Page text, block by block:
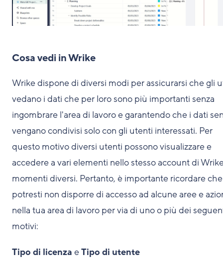
Cosa vedi in Wrike
Wrike dispone di diversi modi per assicurarsi che gli
vedano i dati che per loro sono più importanti senza
ingombrare l'area di lavoro e garantendo che i dati
vengano condivisi solo con gli utenti interessati. Per
questo motivo diversi utenti possono visualizzare e
accedere a vari elementi nello stesso account di
momenti diversi. Pertanto, è importante ricordare che
potresti non disporre di accesso ad alcune aree e
nella tua area di lavoro per via di uno o più dei
motivi:
Tipo di licenza eTipo di utente